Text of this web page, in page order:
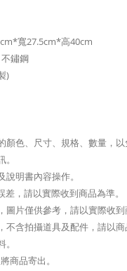
寬27.5cm*高40cm
鏽鋼
)
顏色、尺寸、規格、數量，以
明書內容操作。
，請以實際收到商品為準。
片僅供參考，請以實際收到
含拍攝道具及配件，請以商
商品寄出。